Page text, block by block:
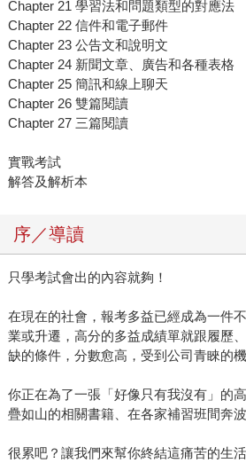
Chapter 21 學習法和問題類型的對應法
Chapter 22 信件和電子郵件
Chapter 23 公告文和說明文
Chapter 24 新聞文章、廣告和各種表格
Chapter 25 簡訊和線上聊天
Chapter 26 雙篇閱讀
Chapter 27 三篇閱讀
實戰考試
解答及解析本
序／導讀
只學考試會出的內容就夠！
在現在的社會，報考多益已經成為一件
業或升遷，高分的多益成績單就跟履歷
缺的條件，分數愈高，受到公司青睞的機
你正在為了一張「好像只有我沒有」的
疊如山的相關書籍、在各家補習班間奔
很累吧？讓我們來幫你終結這痛苦的生